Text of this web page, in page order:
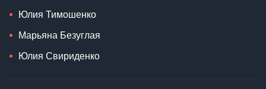
Юлия Тимошенко
Марьяна Безуглая
Юлия Свириденко